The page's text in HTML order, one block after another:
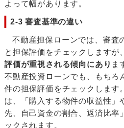
よって幅があります。
2-3 審査基準の違い
不動産担保ローンでは、審査
と担保評価をチェックしますが
評価が重視される傾向にあり ま
不動産投資ローンでも、もちろ
件の担保評価をチェックします
は、「購入する物件の収益性」
先、自己資金の割合、返済比率
ックされます。